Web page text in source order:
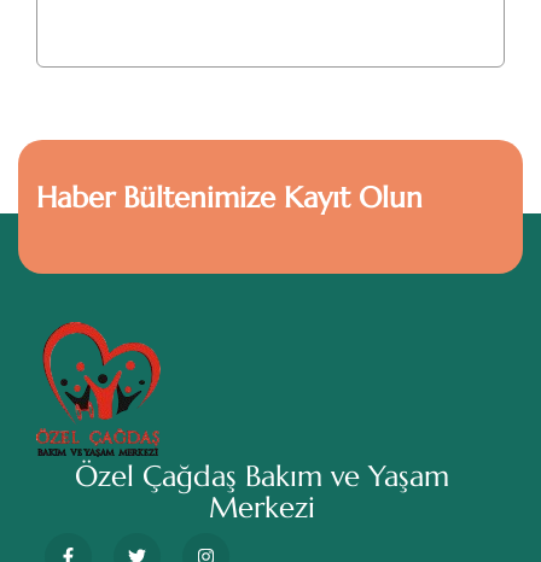
Haber Bültenimize Kayıt Olun
Özel Çağdaş Bakım ve Yaşam
Merkezi